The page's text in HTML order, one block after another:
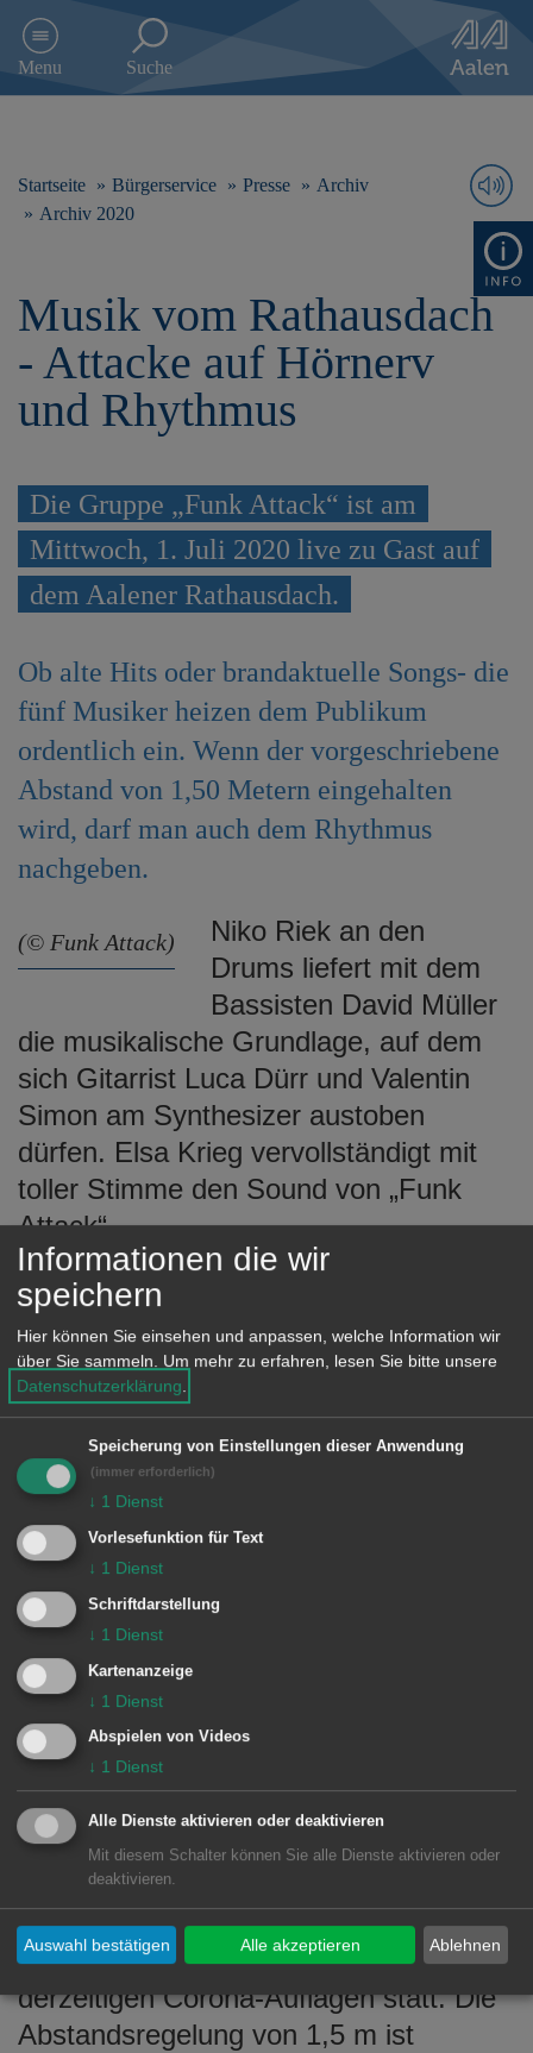
e
g
n
Menu Suche
Startseite Bürgerservice Presse
Archiv
Archiv 2020
Musik vom Rathausdach
- Attacke auf Hörnerv
und Rhythmus
Die Gruppe „Funk Attack“ ist am
Mittwoch, 1. Juli 2020 live zu Gast auf
dem Aalener Rathausdach.
Ob alte Hits oder brandaktuelle Songs- die
fünf Musiker heizen dem Publikum
ordentlich ein. Wenn der vorgeschriebene
Abstand von 1,50 Metern eingehalten
wird, darf man auch dem Rhythmus
nachgeben.
(© Funk Attack)
Niko Riek an den
Drums liefert mit dem
Bassisten David Müller
die musikalische Grundlage, auf dem
sich Gitarrist Luca Dürr und Valentin
Simon am Synthesizer austoben
dürfen. Elsa Krieg vervollständigt mit
toller Stimme den Sound von „Funk
Attack“.
Erfrischend neu und erstaunlich jung
sei die Band, so die Resonanz nach
Auftritten. „Funk Attack“ macht Spaß,
der Band und dem Publikum. Das spürt
man: Volle Attacke Funk eben.
Die Reihe Musik vom Rathausdach
wird bis Ende Juli fortgesetzt. Am 8.
Juli spielt „Liverpool 8“ Beatlessongs.
Am 15. Juli tritt das Gitarrenduo
„Beidsaitig“ und am 22. Juli „Tante
Beete Blumenstrauß“ auf dem
Rathausdach auf.
Programmverschiebungen bei
schlechtem Wetter werden auf der
städtischen Homepagewww.aalen.de
kurzfristig bekanntgegeben.
Das Konzert findet unter den
derzeitigen Corona-Auflagen statt. Die
Abstandsregelung von 1,5 m ist
Informationen die wir
speichern
Hier können Sie einsehen und anpassen, welche Information wir
über Sie sammeln. Um mehr zu erfahren, lesen Sie bitte unsere
Datenschutzerklärung.
Speicherung von Einstellungen dieser Anwendung
(immer erforderlich)
↓ 1 Dienst
Vorlesefunktion für Text
↓ 1 Dienst
Schriftdarstellung
↓ 1 Dienst
Kartenanzeige
↓ 1 Dienst
Abspielen von Videos
↓ 1 Dienst
Alle Dienste aktivieren oder deaktivieren
Mit diesem Schalter können Sie alle Dienste aktivieren oder
deaktivieren.
Ablehnen
Auswahl bestätigen Alle akzeptieren